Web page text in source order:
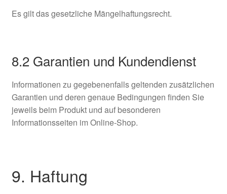
Es gilt das gesetzliche Mängelhaftungsrecht.
8.2 Garantien und Kundendienst
Informationen zu gegebenenfalls geltenden zusätzlichen
Garantien und deren genaue Bedingungen finden Sie
jeweils beim Produkt und auf besonderen
Informationsseiten im Online-Shop.
9. Haftung​​​​​​​